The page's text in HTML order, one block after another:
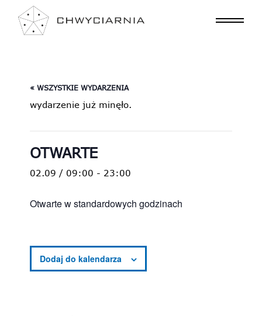
« WSZYSTKIE WYDARZENIA
wydarzenie już minęło.
OTWARTE
02.09 / 09:00 - 23:00
Otwarte w standardowych godzinach